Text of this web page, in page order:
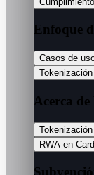
Enfoque
Casos de
Acerca
RWA en